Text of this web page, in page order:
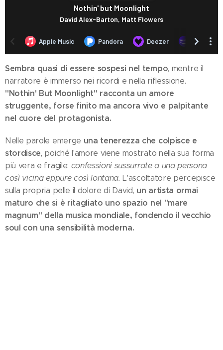
Sembra quasi di essere sospesi nel tempo, mentre il
narratore è immerso nei ricordi e nella riflessione.
"Nothin' But Moonlight" racconta un amore
struggente, forse finito ma ancora vivo e palpitante
nel cuore del protagonista.
Nelle parole emerge una tenerezza che colpisce e
stordisce, poiché l'amore viene mostrato nella sua forma
più vera e fragile: confessioni sussurrate a una persona
così vicina eppure così lontana. L'ascoltatore percepisce
sulla propria pelle il dolore di David, un artista ormai
maturo che si è ritagliato uno spazio nel "mare
magnum" della musica mondiale, fondendo il vecchio
soul con una sensibilità moderna.